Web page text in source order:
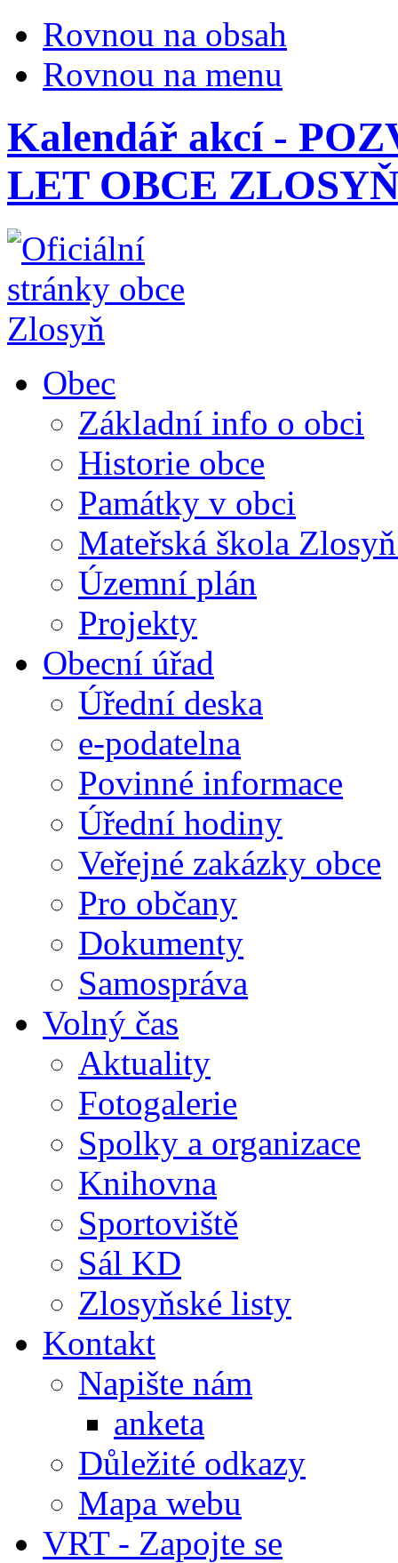
Rovnou na obsah
Rovnou na menu
Kalendář akcí -
LET OBCE
Obec
Základní info o obci
Historie obce
Památky v obci
Mateřská škola
Územní plán
Projekty
Obecní úřad
Úřední deska
e-podatelna
Povinné informace
Úřední hodiny
Veřejné zakázky obce
Pro občany
Dokumenty
Samospráva
Volný čas
Aktuality
Fotogalerie
Spolky a organizace
Knihovna
Sportoviště
Sál KD
Zlosyňské listy
Kontakt
Napište nám
anketa
Důležité odkazy
Mapa webu
VRT - Zapojte se